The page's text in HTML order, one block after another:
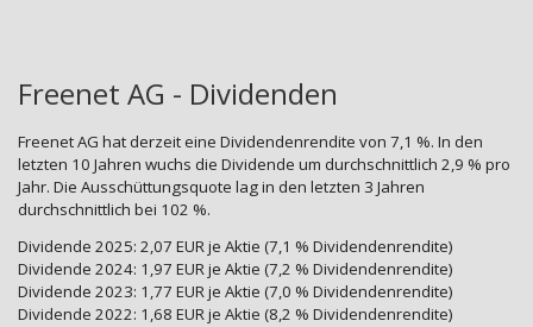
Freenet AG - Dividenden
Freenet AG hat derzeit eine Dividendenrendite von 7,1 %. In den
letzten 10 Jahren wuchs die Dividende um durchschnittlich 2,9 % pro
Jahr. Die Ausschüttungsquote lag in den letzten 3 Jahren
durchschnittlich bei 102 %.
Dividende 2025: 2,07 EUR je Aktie (7,1 % Dividendenrendite)
Dividende 2024: 1,97 EUR je Aktie (7,2 % Dividendenrendite)
Dividende 2023: 1,77 EUR je Aktie (7,0 % Dividendenrendite)
Dividende 2022: 1,68 EUR je Aktie (8,2 % Dividendenrendite)